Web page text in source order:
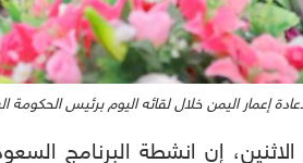
إعمار اليمن خلال لقائه اليوم برئيس الحكومة
إن انشطة البرنامج